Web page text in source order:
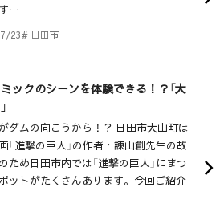
…
23# 日田市
ックのシーンを体験できる！？「大
ダムの向こうから！？ 日田市大山町は
「進撃の巨人」の作者・諫山創先生の故
ため日田市内では「進撃の巨人」にまつ
ットがたくさんあります。今回ご紹介